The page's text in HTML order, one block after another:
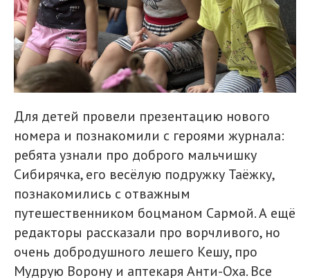
Для детей провели презентацию нового
номера и познакомили с героями журнала:
ребята узнали про доброго мальчишку
Сибирячка, его весёлую подружку Таёжку,
познакомились с отважным
путешественником боцманом Сармой. А ещё
редакторы рассказали про ворчливого, но
очень добродушного лешего Кешу, про
Мудрую Ворону и аптекаря Анти-Оха. Все